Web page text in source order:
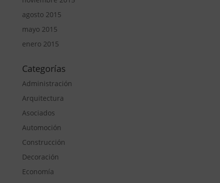
agosto 2015
mayo 2015
enero 2015
Categorías
Administración
Arquitectura
Asociados
Automoción
Construcción
Decoración
Economía